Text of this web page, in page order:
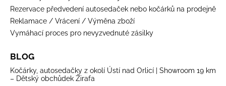
Rezervace předvedení autosedaček nebo kočárků na prodejně
Reklamace / Vrácení / Výměna zboží
Vymáhací proces pro nevyzvednuté zásilky
BLOG
Kočárky, autosedačky z okolí Ústí nad Orlicí | Showroom 19 km
– Dětský obchůdek Žirafa